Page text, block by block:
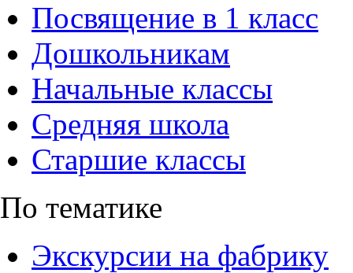
Посвящение в 1 класс
Дошкольникам
Начальные классы
Средняя школа
Старшие классы
По тематике
Экскурсии на фабрику